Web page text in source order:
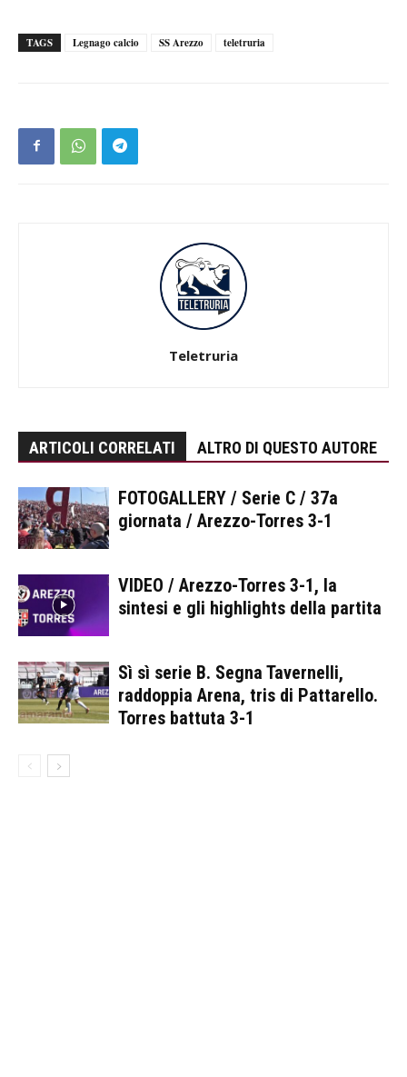
TAGS Legnago calcio SS Arezzo teletruria
Teletruria
ARTICOLI CORRELATI ALTRO DI QUESTO AUTORE
FOTOGALLERY / Serie C / 37a
giornata / Arezzo-Torres 3-1
VIDEO / Arezzo-Torres 3-1, la
sintesi e gli highlights della partita
Sì sì serie B. Segna Tavernelli,
raddoppia Arena, tris di Pattarello.
Torres battuta 3-1